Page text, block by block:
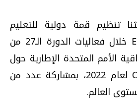
تنظيم قمة دولية للتعليم
Education Summit خلال فعاليات الدورة الـ27 من
الأمم المتحدة الإطارية حول
تغير المناخ COP 27 لعام 2022، بمشاركة عدد من
العالم.